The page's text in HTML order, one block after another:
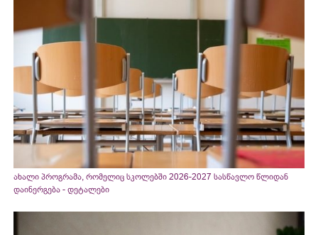
ახალი პროგრამა, რომელიც სკოლებში 2026-2027 სასწავლო წლიდან
დაინერგება - დეტალები